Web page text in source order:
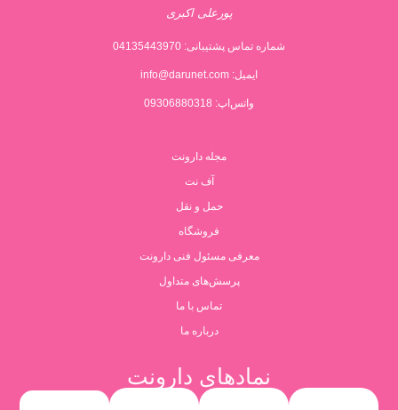
پورعلی اکبری
شماره تماس پشتیبانی: 04135443970
ایمیل: info@darunet.com
واتس‌اپ: 09306880318
مجله دارونت
آف نت
حمل و نقل
فروشگاه
معرفی مسئول فنی دارونت
پرسش‌های متداول
تماس با ما
درباره ما
نمادهای دارونت